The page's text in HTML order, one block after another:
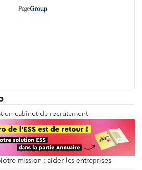
un cabinet de recrutement
plus de 40 ans dans le
en intérim, en management de
du recrutement de dirigeants et
volumiques, en France et à
mission : aider les entreprises